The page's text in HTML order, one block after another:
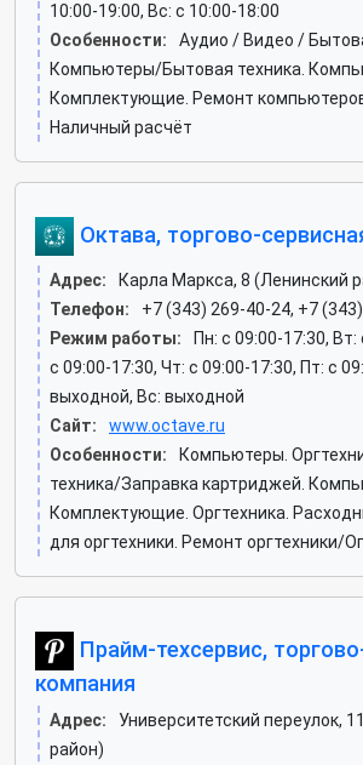
10:00-19:00, Вс: c 10:00-18:00
Особенности:
Аудио / Видео /
Компьютеры/Бытовая техника.
Комплектующие. Ремонт
Наличный расчёт
Октава, торгово-
Адрес:
Карла Маркса, 8 (Ленинский
Телефон:
+7 (343) 269-40-24, +7
Режим работы:
Пн: c 09:00-17:30,
c 09:00-17:30, Чт: c 09:00-17:30, Пт: c
выходной, Вс: выходной
Сайт:
www.octave.ru
Особенности:
Компьютеры.
техника/Заправка картриджей.
Комплектующие. Оргтехника.
для оргтехники. Ремонт оргтехники/
Прайм-техсервис,
компания
Адрес:
Университетский переулок,
район)